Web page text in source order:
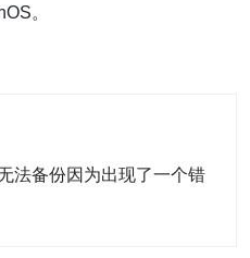
。
法备份因为出现了一个错